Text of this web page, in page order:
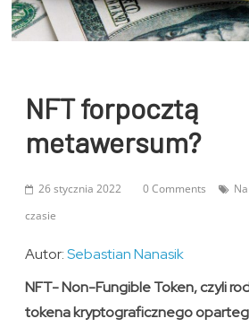
NFT forpocztą
metawersum?
26 stycznia 2022 0 Comments
Na
czasie
Autor:Sebastian Nanasik
NFT- Non-Fungible Token, czyli
tokena kryptograficznego